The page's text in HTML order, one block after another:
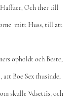
Och ther till
mitt Huss, till att
opholdt och Beste,
att Boe Sex thusinde,
skulle Vdsettis, och